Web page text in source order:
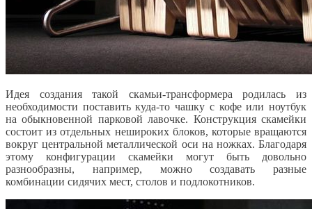
Идея создания такой скамьи-трансформера родилась из
необходимости поставить куда-то чашку с кофе или ноутбук
на обыкновенной парковой лавочке. Конструкция скамейки
состоит из отдельных нешироких блоков, которые вращаются
вокруг центральной металлической оси на ножках. Благодаря
этому конфигурации скамейки могут быть довольно
разнообразны, например, можно создавать разные
комбинации сидячих мест, столов и подлокотников.